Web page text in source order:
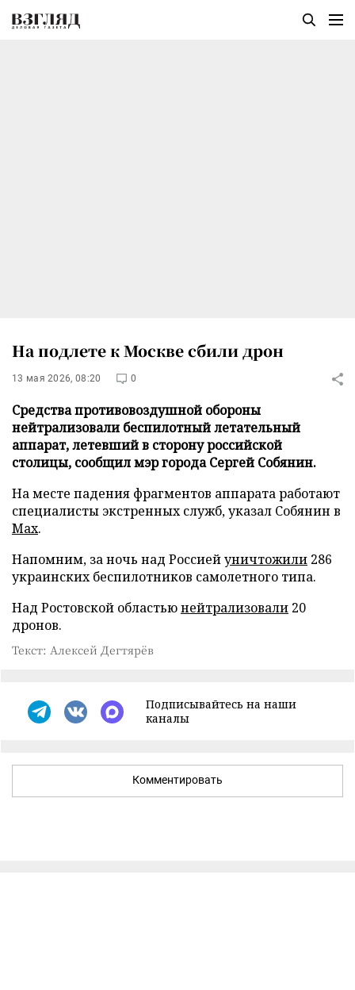
На подлете к Москве сбили дрон
13 мая 2026, 08:20 0
Средства противовоздушной обороны
нейтрализовали беспилотный летательный
аппарат, летевший в сторону российской
столицы, сообщил мэр города Сергей Собянин.
На месте падения фрагментов аппарата работают
специалисты экстренных служб, указал Собянин в
Max.
Напомним, за ночь над Россиейуничтожили 286
украинских беспилотников самолетного типа.
Над Ростовской областьюнейтрализовали 20
дронов.
Текст: Алексей Дегтярёв
Подписывайтесь на наши
каналы
Комментировать